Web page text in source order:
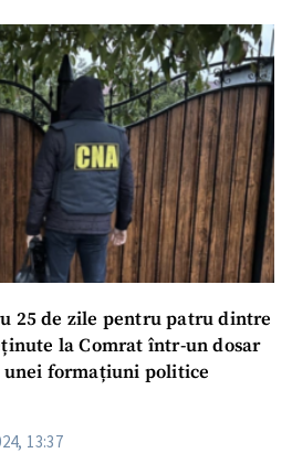
25 de zile pentru patru dintre
la Comrat într-un dosar
formațiuni politice
13:37